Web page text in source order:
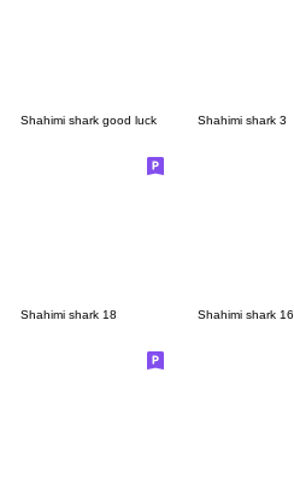
Shahimi shark good luck Shahimi shark 3
Shahimi shark 18 Shahimi shark 16